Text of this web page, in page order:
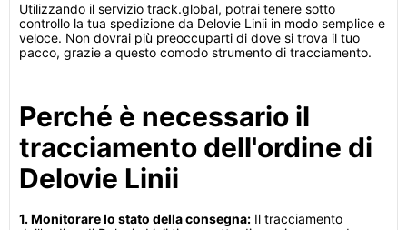
Utilizzando il servizio track.global, potrai tenere sotto
controllo la tua spedizione da Delovie Linii in modo semplice e
veloce. Non dovrai più preoccuparti di dove si trova il tuo
pacco, grazie a questo comodo strumento di tracciamento.
Perché è necessario il
tracciamento dell'ordine di
Delovie Linii
1. Monitorare lo stato della consegna: Il tracciamento